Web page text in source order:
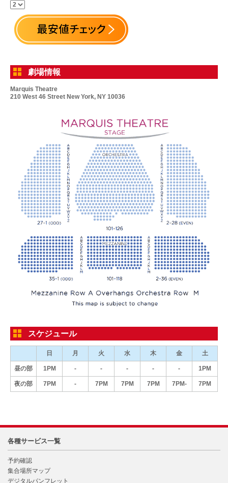
劇場情報
Marquis Theatre
210 West 46 Street New York, NY 10036
スケジュール
日 月 火 水 木 金 土
昼の部 1PM - - - - - 1PM
夜の部 7PM - 7PM 7PM 7PM 7PM- 7PM
各種サービス一覧
予約確認
集合場所マップ
デジタルパンフレット